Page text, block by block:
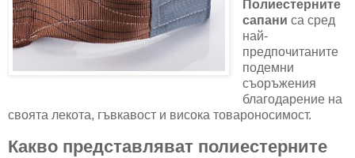
Полиестерните
сапани са сред
най-
предпочитаните
подемни
съоръжения
благодарение на
своята лекота, гъвкавост и висока товароносимост.
Какво представляват полиестерните